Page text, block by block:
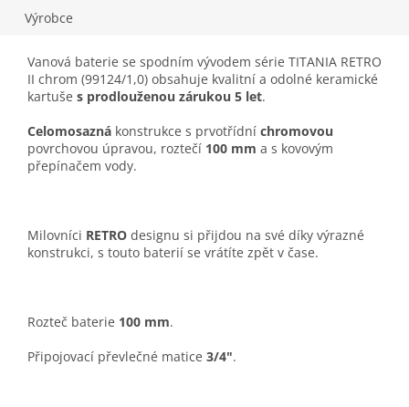
Výrobce
Vanová baterie se spodním vývodem série TITANIA RETRO
II chrom (99124/1,0) obsahuje kvalitní a odolné keramické
kartuše s prodlouženou zárukou 5 let.
Celomosazná konstrukce s prvotřídní chromovou
povrchovou úpravou, roztečí 100 mm a s kovovým
přepínačem vody.
Milovníci RETRO designu si přijdou na své díky výrazné
konstrukci, s touto baterií se vrátíte zpět v čase.
Rozteč baterie 100 mm.
Připojovací převlečné matice 3/4".